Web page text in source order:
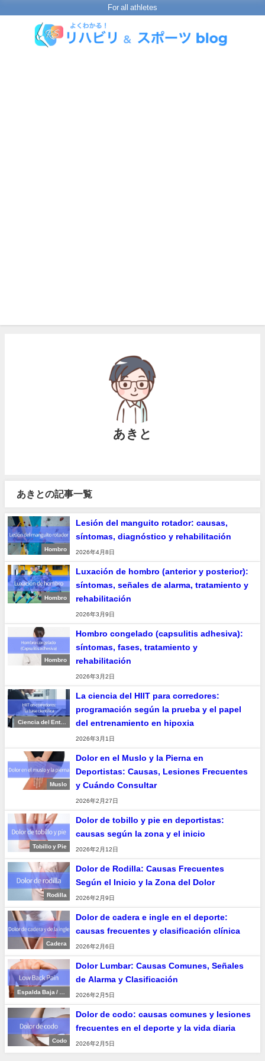
For all athletes
あきと
あきとの記事一覧
Hombro
Lesión del manguito rotador: causas,
síntomas, diagnóstico y rehabilitación
2026年4月8日
Hombro
Luxación de hombro (anterior y posterior):
síntomas, señales de alarma, tratamiento y
rehabilitación
2026年3月9日
Hombro
Hombro congelado (capsulitis adhesiva):
síntomas, fases, tratamiento y
rehabilitación
2026年3月2日
Ciencia del Entre
La ciencia del HIIT para corredores:
programación según la prueba y el papel
del entrenamiento en hipoxia
2026年3月1日
Muslo
Dolor en el Muslo y la Pierna en
Deportistas: Causas, Lesiones Frecuentes
y Cuándo Consultar
2026年2月27日
Tobillo y Pie
Dolor de tobillo y pie en deportistas:
causas según la zona y el inicio
2026年2月12日
Rodilla
Dolor de Rodilla: Causas Frecuentes
Según el Inicio y la Zona del Dolor
2026年2月9日
Cadera
Dolor de cadera e ingle en el deporte:
causas frecuentes y clasificación clínica
2026年2月6日
Espalda Baja / Re
Dolor Lumbar: Causas Comunes, Señales
de Alarma y Clasificación
2026年2月5日
Codo
Dolor de codo: causas comunes y lesiones
frecuentes en el deporte y la vida diaria
2026年2月5日